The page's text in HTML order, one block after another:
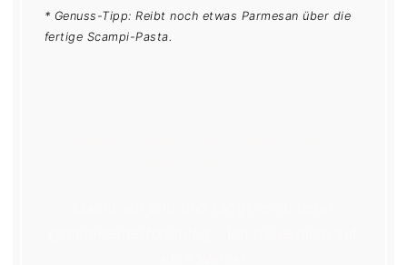
* Genuss-Tipp: Reibt noch etwas Parmesan über die
fertige Scampi-Pasta.